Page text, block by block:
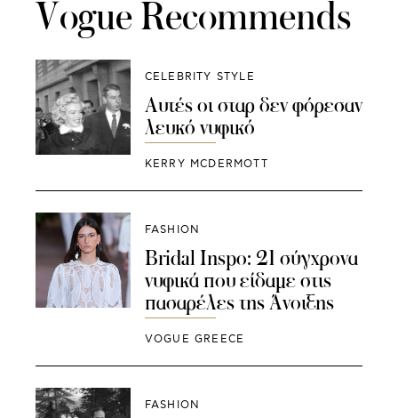
Vogue Recommends
CELEBRITY STYLE
Αυτές οι σταρ δεν φόρεσαν
λευκό νυφικό
KERRY MCDERMOTT
FASHION
Bridal Inspo: 21 σύγχρονα
νυφικά που είδαμε στις
πασαρέλες της Άνοιξης
VOGUE GREECE
FASHION